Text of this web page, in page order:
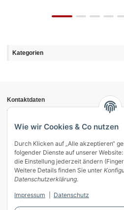
Wie wir Cookies & Co nutzen
Durch Klicken auf „Alle akzeptieren“
folgender Dienste auf unserer
die Einstellung jederzeit ändern
Weitere Details finden Sie unter
Datenschutzerklärung.
Impressum Datenschutz
Kategorien
Kontaktdaten
Informationen
Gesetzliche Informationen
Vertrag widerrufen
Zahlung & Versand
Mein Kundenkonto
Streitschlichtung
Unsere Herstellermarken